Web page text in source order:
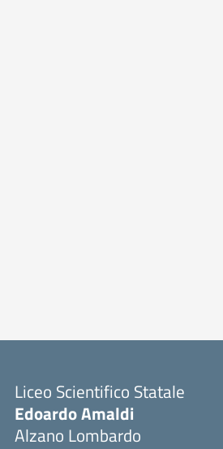
Liceo Scientifico Statale
Edoardo Amaldi
Alzano Lombardo